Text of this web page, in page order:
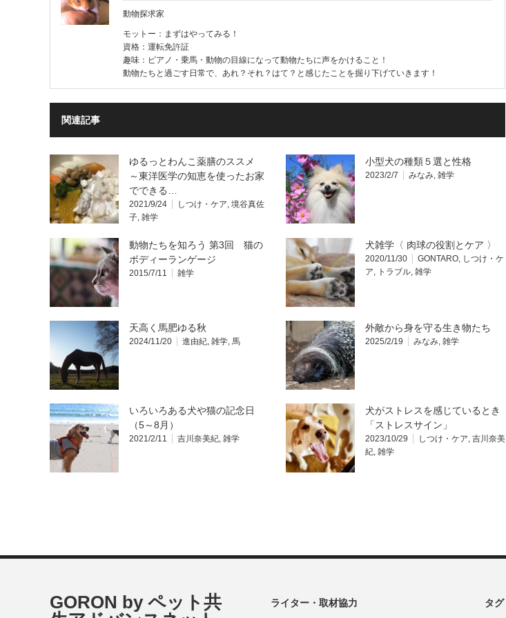
動物探求家
モットー：まずはやってみる！
資格：運転免許証
趣味：ピアノ・乗馬・動物の目線になって動物たちに声をかけること！
動物たちと過ごす日常で、あれ？それ？はて？と感じたことを掘り下げていきます！
関連記事
ゆるっとわんこ薬膳のススメ
～東洋医学の知恵を使ったお家
でできる…
2021/9/24 しつけ・ケア 境谷真佐
子 雑学
小型犬の種類５選と性格
2023/2/7 みなみ 雑学
動物たちを知ろう 第3回 猫の
ボディーランゲージ
2015/7/11 雑学
犬雑学〈 肉球の役割とケア 〉
2020/11/30 GONTARO しつけ・ケ
ア
トラブル 雑学
天高く馬肥ゆる秋
2024/11/20 進由紀 雑学 馬
外敵から身を守る生き物たち
2025/2/19 みなみ 雑学
いろいろある犬や猫の記念日
（5～8月）
2021/2/11 吉川奈美紀 雑学
犬がストレスを感じているとき
「ストレスサイン」
2023/10/29 しつけ・ケア 吉川奈美
紀 雑学
ライター・取材協力 タグ
GORON by ペット共